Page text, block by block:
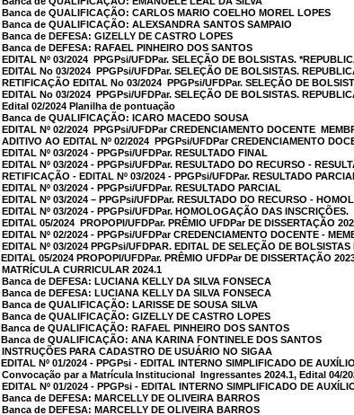
Banca de QUALIFICAÇÃO: CARLOS MARIO COELHO MOREL LOPES
Banca de QUALIFICAÇÃO: ALEXSANDRA SANTOS SAMPAIO
Banca de DEFESA: GIZELLY DE CASTRO LOPES
Banca de DEFESA: RAFAEL PINHEIRO DOS SANTOS
EDITAL Nº 03/2024  PPGPsi/UFDPar. SELEÇÃO DE BOLSISTAS.
EDITAL No 03/2024  PPGPsi/UFDPar. SELEÇÃO DE BOLSISTAS.
RETIFICAÇÃO EDITAL No 03/2024  PPGPsi/UFDPar. SELEÇÃO DE
EDITAL No 03/2024  PPGPsi/UFDPar. SELEÇÃO DE BOLSISTAS.
Edital 02/2024 Planilha de pontuação
Banca de QUALIFICAÇÃO: ICARO MACEDO SOUSA
EDITAL Nº 02/2024  PPGPsi/UFDPar CREDENCIAMENTO DOCENTE 
ADITIVO AO EDITAL Nº 02/2024  PPGPsi/UFDPar CREDENCIAMENTO
EDITAL Nº 03/2024 - PPGPsi/UFDPar. RESULTADO FINAL
EDITAL Nº 03/2024 - PPGPsi/UFDPar. RESULTADO DO RECURSO -
RETIFICAÇÃO - EDITAL Nº 03/2024 - PPGPsi/UFDPar. RESULTADO
EDITAL Nº 03/2024 - PPGPsi/UFDPar. RESULTADO PARCIAL
EDITAL Nº 03/2024 – PPGPsi/UFDPar. RESULTADO DO RECURSO -
EDITAL Nº 03/2024 - PPGPsi/UFDPar. HOMOLOGAÇÃO DAS INSCRIÇÕES.
EDITAL 05/2024  PROPOPI/UFDPar. PRÊMIO UFDPar DE DISSERTAÇÃO
EDITAL Nº 02/2024 - PPGPsi/UFDPar CREDENCIAMENTO DOCENTE -
EDITAL Nº 03/2024 PPGPsi/UFDPAR. EDITAL DE SELEÇÃO DE
EDITAL 05/2024 PROPOPI/UFDPar. PRÊMIO UFDPar DE DISSERTAÇÃO
MATRÍCULA CURRICULAR 2024.1
Banca de DEFESA: LUCIANA KELLY DA SILVA FONSECA
Banca de DEFESA: LUCIANA KELLY DA SILVA FONSECA
Banca de QUALIFICAÇÃO: LARISSE DE SOUSA SILVA
Banca de QUALIFICAÇÃO: GIZELLY DE CASTRO LOPES
Banca de QUALIFICAÇÃO: RAFAEL PINHEIRO DOS SANTOS
Banca de QUALIFICAÇÃO: ANA KARINA FONTINELE DOS SANTOS
INSTRUÇÕES PARA CADASTRO DE USUÁRIO NO SIGAA
EDITAL Nº 01/2024 - PPGPsi - EDITAL INTERNO SIMPLIFICADO DE
Convocação par a Matrícula Institucional  Ingressantes 2024.1, Edital 04/
EDITAL Nº 01/2024 - PPGPsi - EDITAL INTERNO SIMPLIFICADO DE
Banca de DEFESA: MARCELLY DE OLIVEIRA BARROS
Banca de DEFESA: MARCELLY DE OLIVEIRA BARROS